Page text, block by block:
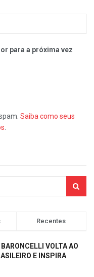
para a próxima vez
Saiba como seus
Recentes
VOLTA AO
E INSPIRA